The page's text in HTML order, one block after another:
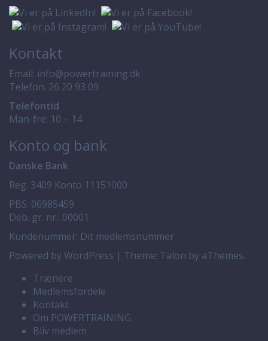
Kontakt
Email: info@powertraining.dk
Telefon: 26 20 93 09
Telefontid
Man-fre: 10 – 14
Konto og bank
Danske Bank
Reg. 3409 Konto 11151000
PBS: 06985459
Deb. gr. nr.: 00001
Kundenummer: Dit medlemsnummer
Powered by WordPress | Theme: Talon by aThemes.
Trænere
Medlemsfordele
Kontakt
Om POWERTRAINING
Bliv medlem